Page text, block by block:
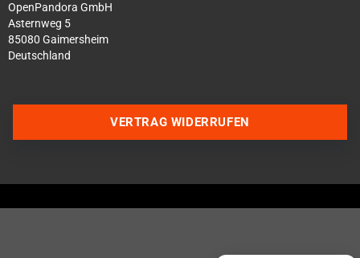
OpenPandora GmbH
Asternweg 5
85080 Gaimersheim
Deutschland
Über WhatsApp schreiben
Discord Server beitreten
VERTRAG WIDERRUFEN